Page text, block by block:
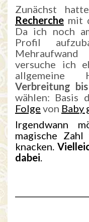
Zunächst
Recherche mit
Da ich noch
Profil
versuche ich
allgemeine
Verbreitung
wählen: Basis
Folge von Baby
Irgendwann
magische Zahl
knacken.
dabei.